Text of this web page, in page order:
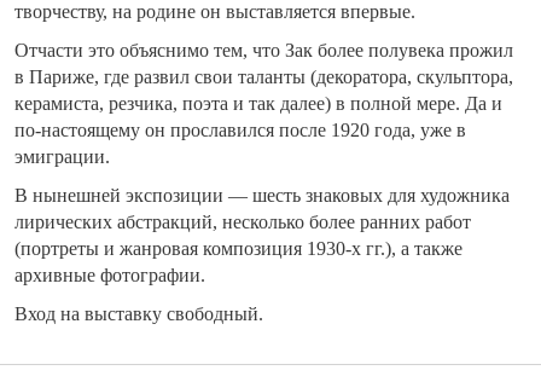
творчеству, на родине он выставляется впервые.
Отчасти это объяснимо тем, что Зак более полувека прожил
в Париже, где развил свои таланты (декоратора, скульптора,
керамиста, резчика, поэта и так далее) в полной мере. Да и
по-настоящему он прославился после 1920 года, уже в
эмиграции.
В нынешней экспозиции — шесть знаковых для художника
лирических абстракций, несколько более ранних работ
(портреты и жанровая композиция 1930-х гг.), а также
архивные фотографии.
Вход на выставку свободный.